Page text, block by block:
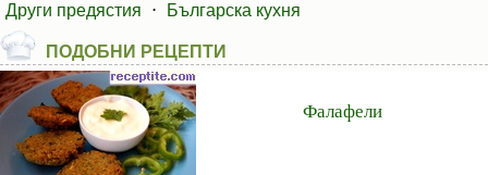
Други предястия
⋅ Българска кухня
ПОДОБНИ РЕЦЕПТИ
Фалафели